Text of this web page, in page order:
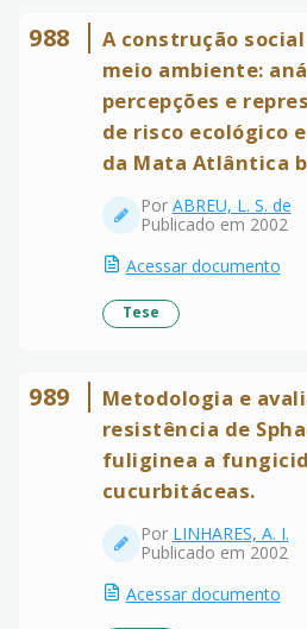
988
A construção
meio ambiente:
percepções e
de risco ecológico
da Mata Atlântica
Por ABREU, L. S. de
Publicado em 2002
Acessar documento
Tese
989
Metodologia e
resistência de
fuliginea a
cucurbitáceas.
Por LINHARES, A. I.
Publicado em 2002
Acessar documento